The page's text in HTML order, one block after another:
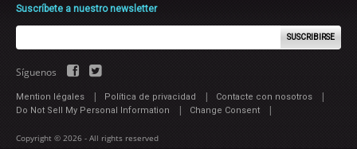
Suscríbete a nuestro newsletter
SUSCRIBIRSE
Síguenos
Mention légales | Política de privacidad | Contacte con nosotros |
Do Not Sell My Personal Information | Change Consent |
Copyright © 2026 - All rights reserved